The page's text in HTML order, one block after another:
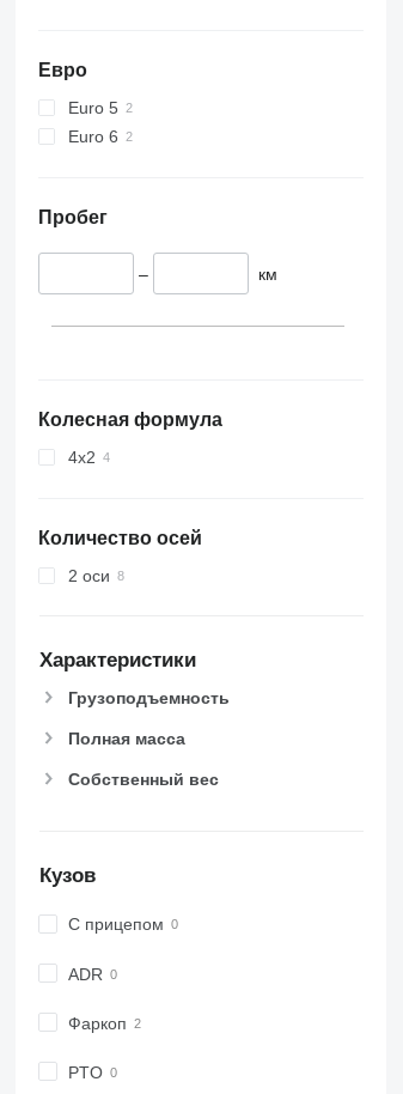
Евро
Euro 5
Euro 6
Пробег
– км
Колесная формула
4x2
Количество осей
2 оси
Характеристики
Грузоподъемность
Полная масса
Собственный вес
Кузов
С прицепом
ADR
Фаркоп
PTO